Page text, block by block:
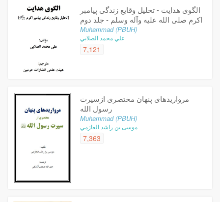
الگوی هدایت - تحلیل وقایع زندگی پیامبر
اکرم صلی الله علیه وآله وسلم - جلد دوم
Muhammad (PBUH)
علي محمد الصلابي
7,121
مرواریدهای پنهان مختصری ازسیرت
رسول الله
Muhammad (PBUH)
موسى بن راشد العازمي
7,363